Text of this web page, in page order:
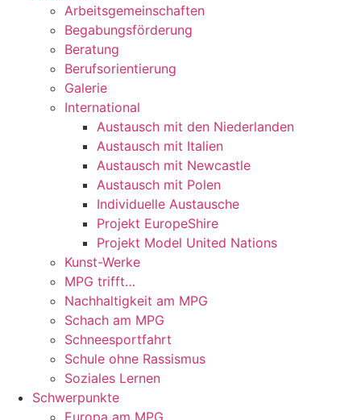
Arbeitsgemeinschaften
Begabungsförderung
Beratung
Berufsorientierung
Galerie
International
Austausch mit den Niederlanden
Austausch mit Italien
Austausch mit Newcastle
Austausch mit Polen
Individuelle Austausche
Projekt EuropeShire
Projekt Model United Nations
Kunst-Werke
MPG trifft…
Nachhaltigkeit am MPG
Schach am MPG
Schneesportfahrt
Schule ohne Rassismus
Soziales Lernen
Schwerpunkte
Europa am MPG